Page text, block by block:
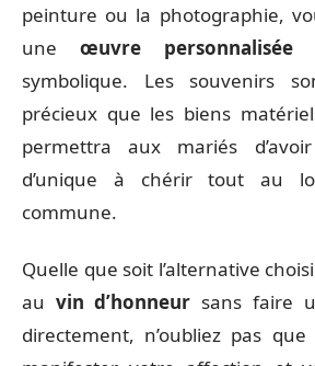
peinture ou la photographie,
une œuvre personnalisée
symbolique. Les souvenirs
précieux que les biens
permettra aux mariés
d’unique à chérir tout au
commune.
Quelle que soit l’alternative
au vin d’honneur sans faire
directement, n’oubliez pas que